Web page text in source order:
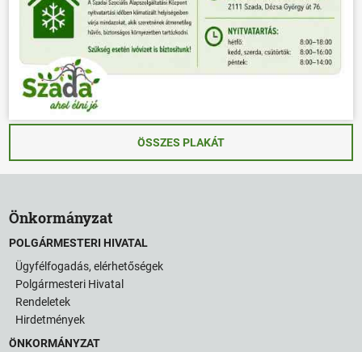
ÖSSZES PLAKÁT
Önkormányzat
POLGÁRMESTERI HIVATAL
Ügyfélfogadás, elérhetőségek
Polgármesteri Hivatal
Rendeletek
Hirdetmények
ÖNKORMÁNYZAT